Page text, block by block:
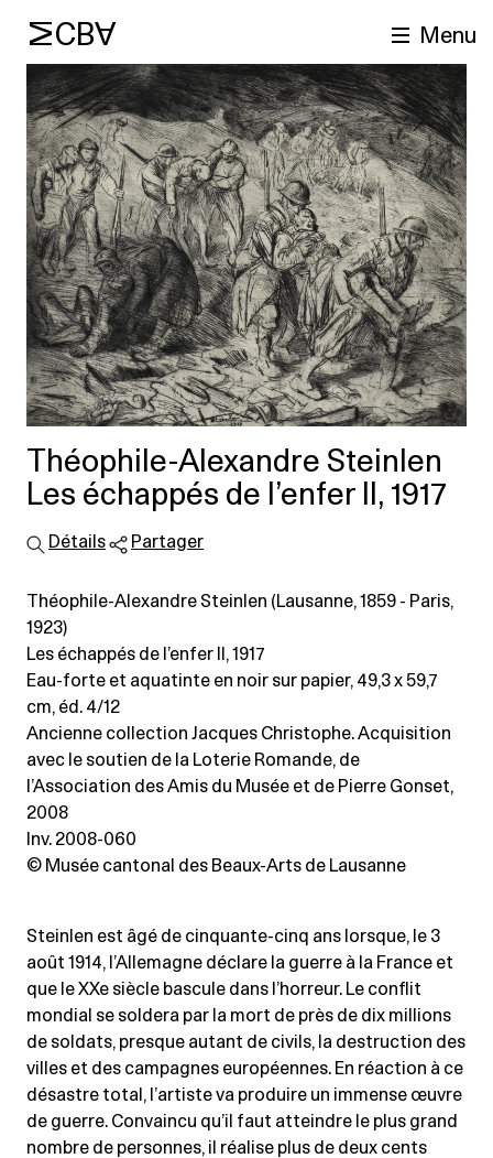
MCBA Menu
Théophile-Alexandre Steinlen
Les échappés de l’enfer II, 1917
Détails Partager
Théophile-Alexandre Steinlen (Lausanne, 1859 - Paris,
1923)
Les échappés de l’enfer II, 1917
Eau-forte et aquatinte en noir sur papier, 49,3 x 59,7
cm, éd. 4/12
Ancienne collection Jacques Christophe. Acquisition
avec le soutien de la Loterie Romande, de
l’Association des Amis du Musée et de Pierre Gonset,
2008
Inv. 2008-060
© Musée cantonal des Beaux-Arts de Lausanne
Steinlen est âgé de cinquante-cinq ans lorsque, le 3
août 1914, l’Allemagne déclare la guerre à la France et
que le XXe siècle bascule dans l’horreur. Le conflit
mondial se soldera par la mort de près de dix millions
de soldats, presque autant de civils, la destruction des
villes et des campagnes européennes. En réaction à ce
désastre total, l’artiste va produire un immense œuvre
de guerre. Convaincu qu’il faut atteindre le plus grand
nombre de personnes, il réalise plus de deux cents